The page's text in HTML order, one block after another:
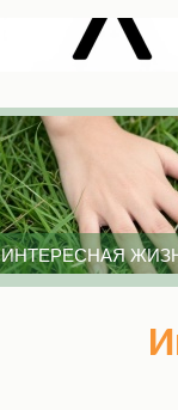
ИНТЕРЕСНАЯ